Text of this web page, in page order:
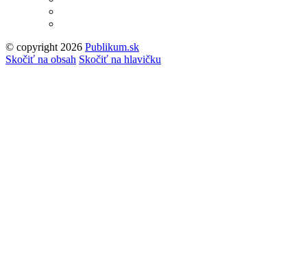
© copyright 2026 Publikum.sk
Tvorba stránok: Enjoy
Skočiť na obsah Skočiť na hlavičku